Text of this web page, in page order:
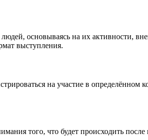
основываясь на их активности,
выступления.
на участие в определённом
того, что будет происходить